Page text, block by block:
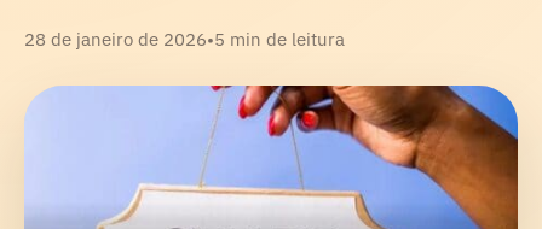
28 de janeiro de 2026•5 min de leitura